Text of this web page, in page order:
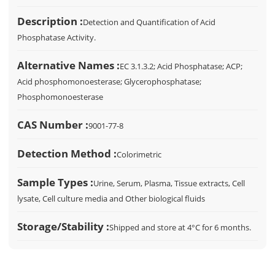
Description :Detection and Quantification of Acid
Phosphatase Activity.
Alternative Names :EC 3.1.3.2; Acid Phosphatase; ACP;
Acid phosphomonoesterase; Glycerophosphatase;
Phosphomonoesterase
CAS Number :9001-77-8
Detection Method :Colorimetric
Sample Types :Urine, Serum, Plasma, Tissue extracts, Cell
lysate, Cell culture media and Other biological fluids
Storage/Stability :Shipped and store at 4°C for 6 months.